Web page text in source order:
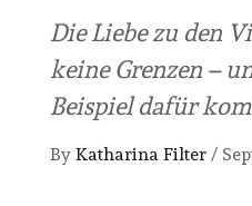
Die Liebe zu den
keine Grenzen –
Beispiel dafür
By Katharina Filter /